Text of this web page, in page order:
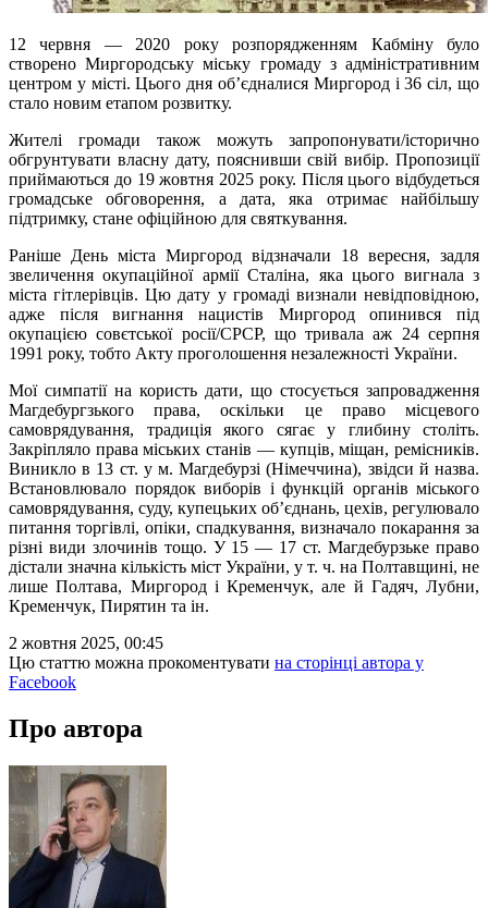
12 червня — 2020 року розпорядженням Кабміну було
створено Миргородську міську громаду з адміністративним
центром у місті. Цього дня об’єдналися Миргород і 36 сіл, що
стало новим етапом розвитку.
Жителі громади також можуть запропонувати/історично
обгрунтувати власну дату, пояснивши свій вибір. Пропозиції
приймаються до 19 жовтня 2025 року. Після цього відбудеться
громадське обговорення, а дата, яка отримає найбільшу
підтримку, стане офіційною для святкування.
Раніше День міста Миргород відзначали 18 вересня, задля
звеличення окупаційної армії Сталіна, яка цього вигнала з
міста гітлерівців. Цю дату у громаді визнали невідповідною,
адже після вигнання нацистів Миргород опинився під
окупацією совєтської росії/СРСР, що тривала аж 24 серпня
1991 року, тобто Акту проголошення незалежності України.
Мої симпатії на користь дати, що стосується запровадження
Магдебургзького права, оскільки це право місцевого
самоврядування, традиція якого сягає у глибину століть.
Закріпляло права міських станів — купців, міщан, ремісників.
Виникло в 13 ст. у м. Магдебурзі (Німеччина), звідси й назва.
Встановлювало порядок виборів і функцій органів міського
самоврядування, суду, купецьких об’єднань, цехів, регулювало
питання торгівлі, опіки, спадкування, визначало покарання за
різні види злочинів тощо. У 15 — 17 ст. Магдебурзьке право
дістали значна кількість міст України, у т. ч. на Полтавщині, не
лише Полтава, Миргород і Кременчук, але й Гадяч, Лубни,
Кременчук, Пирятин та ін.
2 жовтня 2025, 00:45
Цю статтю можна прокоментувати на сторінці автора у
Facebook
Про автора